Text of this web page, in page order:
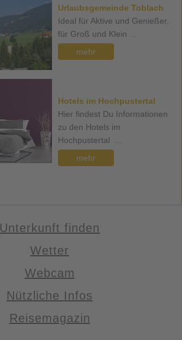
Urlaubsgemeinde Toblach
Ideal für Aktive und Genießer,
für Groß und Klein ...
mehr
Hotels im Hochpustertal
Hier findest Du Informationen
zu den Hotels im
Hochpustertal ...
mehr
Unterkunft finden
Wetter
Webcam
Nützliche Infos
Reisemagazin